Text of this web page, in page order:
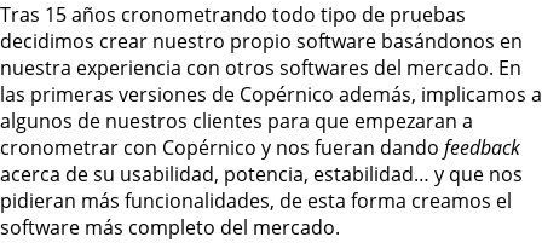
Tras 15 años cronometrando todo tipo de pruebas
decidimos crear nuestro propio software basándonos en
nuestra experiencia con otros softwares del mercado. En
las primeras versiones de Copérnico además, implicamos a
algunos de nuestros clientes para que empezaran a
cronometrar con Copérnico y nos fueran dando feedback
acerca de su usabilidad, potencia, estabilidad… y que nos
pidieran más funcionalidades, de esta forma creamos el
software más completo del mercado.